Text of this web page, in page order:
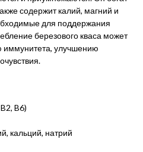
содержит калий, магний и
для поддержания
березового кваса может
иммунитета, улучшению
B6)
кальций, натрий